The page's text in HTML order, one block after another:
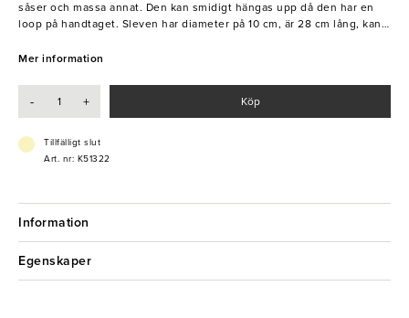
såser och massa annat. Den kan smidigt hängas upp då den har en
loop på handtaget. Sleven har diameter på 10 cm, är 28 cm lång, kan
vilket gör den ergonomisk och enkel att hålla i en hand.
- Rostfritt stål
- Ergonomisk
Mer information
- + Köp
Tillfälligt slut
Art. nr: K51322
Information
Egenskaper